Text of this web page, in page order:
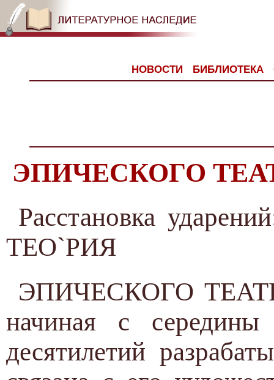
НОВОСТИ БИБЛИОТЕКА
ЭПИЧЕСКОГО
Расстановка
ТЕО`РИЯ
ЭПИЧЕСКОГО
начиная с
десятилетий